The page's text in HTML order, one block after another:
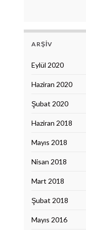
ARŞIV
Eylül 2020
Haziran 2020
Şubat 2020
Haziran 2018
Mayıs 2018
Nisan 2018
Mart 2018
Şubat 2018
Mayıs 2016